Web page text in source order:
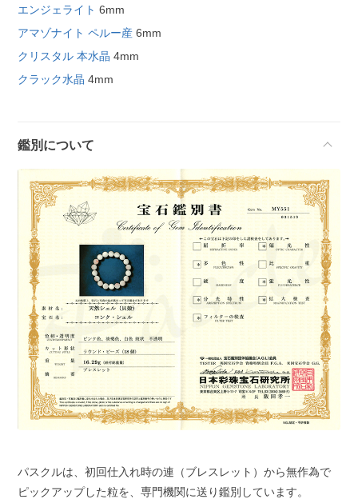
エンジェライト 6mm
アマゾナイト ペルー産 6mm
クリスタル 本水晶 4mm
クラック水晶 4mm
鑑別について
パスクルは、初回仕入れ時の連（ブレスレット）から無作為で
ピックアップした粒を、専門機関に送り鑑別しています。